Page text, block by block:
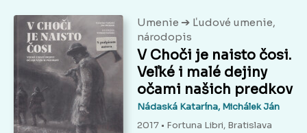
Umenie ➔ Ľudové umenie,
národopis
V Choči je naisto čosi.
Veľké i malé dejiny
očami našich predkov
Nádaská Katarína, Michálek Ján
2017 • Fortuna Libri, Bratislava